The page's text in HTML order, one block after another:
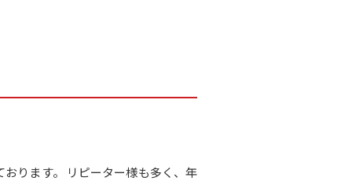
ります。 リピーター様も多く、年